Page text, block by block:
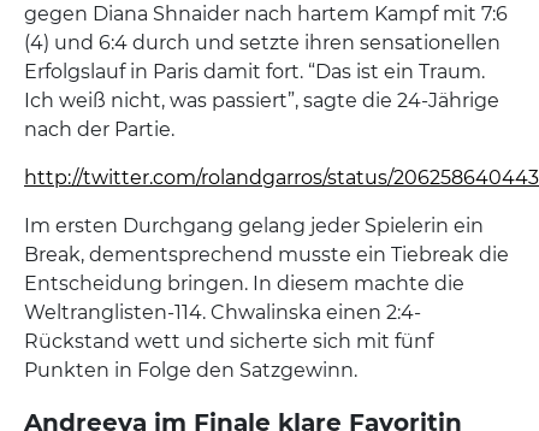
gegen Diana Shnaider nach hartem Kampf mit 7:6
(4) und 6:4 durch und setzte ihren sensationellen
Erfolgslauf in Paris damit fort. “Das ist ein Traum.
Ich weiß nicht, was passiert”, sagte die 24-Jährige
nach der Partie.
http://twitter.com/rolandgarros/status/
Im ersten Durchgang gelang jeder Spielerin ein
Break, dementsprechend musste ein Tiebreak die
Entscheidung bringen. In diesem machte die
Weltranglisten-114. Chwalinska einen 2:4-
Rückstand wett und sicherte sich mit fünf
Punkten in Folge den Satzgewinn.
Andreeva im Finale klare Favoritin